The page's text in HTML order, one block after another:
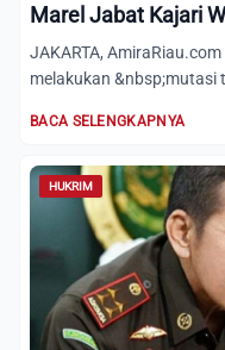
Marel Jabat Kajari
JAKARTA,
melakukan &nbsp;mutasi
BACA SELENGKAPNYA
HUKRIM